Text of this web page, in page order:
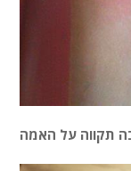
תקווה על האמה